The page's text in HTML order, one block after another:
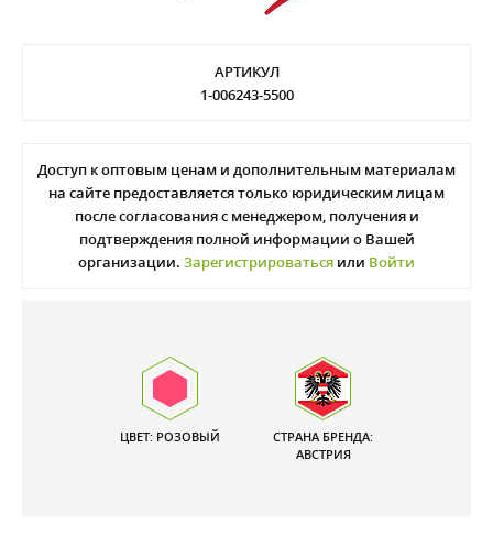
АРТИКУЛ
1-006243-5500
Доступ к оптовым ценам и дополнительным материалам
на сайте предоставляется только юридическим лицам
после согласования с менеджером, получения и
подтверждения полной информации о Вашей
организации. Зарегистрироваться или Войти
ЦВЕТ: РОЗОВЫЙ
СТРАНА БРЕНДА:
АВСТРИЯ